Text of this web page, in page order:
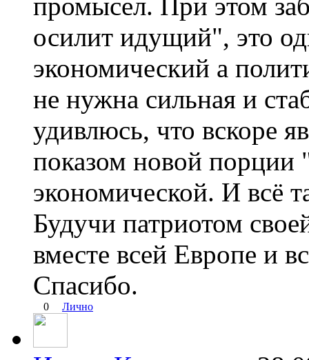
промысел. При этом
осилит идущий", это
экономический а
не нужна сильная и
удивлюсь, что вскоре
показом новой
экономической. И всё
Будучи патриотом
вместе всей Европе и
Спасибо.
0 Лично